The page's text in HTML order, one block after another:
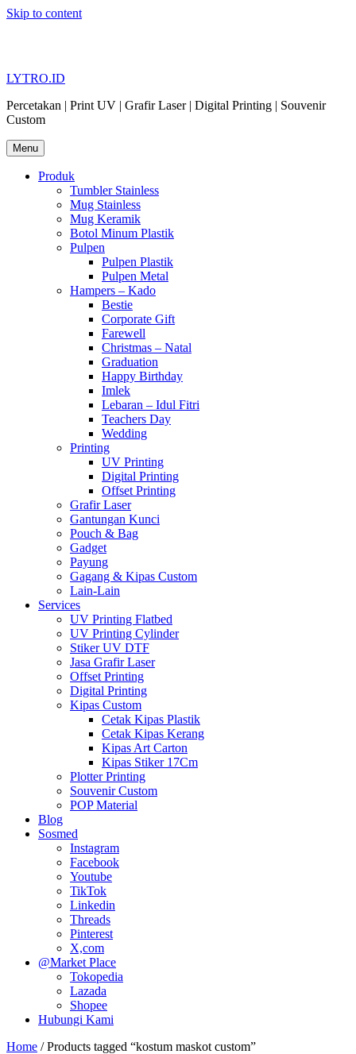
Skip to content
LYTRO.ID
Percetakan | Print UV | Grafir Laser | Digital Printing | Souvenir
Custom
Menu
Produk
Tumbler Stainless
Mug Stainless
Mug Keramik
Botol Minum Plastik
Pulpen
Pulpen Plastik
Pulpen Metal
Hampers – Kado
Bestie
Corporate Gift
Farewell
Christmas – Natal
Graduation
Happy Birthday
Imlek
Lebaran – Idul Fitri
Teachers Day
Wedding
Printing
UV Printing
Digital Printing
Offset Printing
Grafir Laser
Gantungan Kunci
Pouch & Bag
Gadget
Payung
Gagang & Kipas Custom
Lain-Lain
Services
UV Printing Flatbed
UV Printing Cylinder
Stiker UV DTF
Jasa Grafir Laser
Offset Printing
Digital Printing
Kipas Custom
Cetak Kipas Plastik
Cetak Kipas Kerang
Kipas Art Carton
Kipas Stiker 17Cm
Plotter Printing
Souvenir Custom
POP Material
Blog
Sosmed
Instagram
Facebook
Youtube
TikTok
Linkedin
Threads
Pinterest
X,com
@Market Place
Tokopedia
Lazada
Shopee
Hubungi Kami
Home / Products tagged “kostum maskot custom”